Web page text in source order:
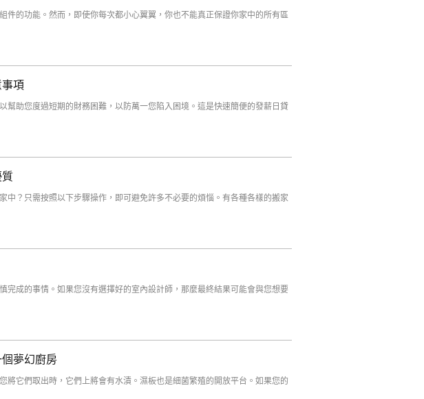
件的功能。然而，即使你每次都小心翼翼，你也不能真正保證你家中的所有區
項
幫助您度過短期的財務困難，以防萬一您陷入困境。這是快速簡便的發薪日貸
質
中？只需按照以下步驟操作，即可避免許多不必要的煩惱。有各種各樣的搬家
完成的事情。如果您沒有選擇好的室內設計師，那麼最終結果可能會與您想要
夢幻廚房
將它們取出時，它們上將會有水漬。濕板也是細菌繁殖的開放平台。如果您的